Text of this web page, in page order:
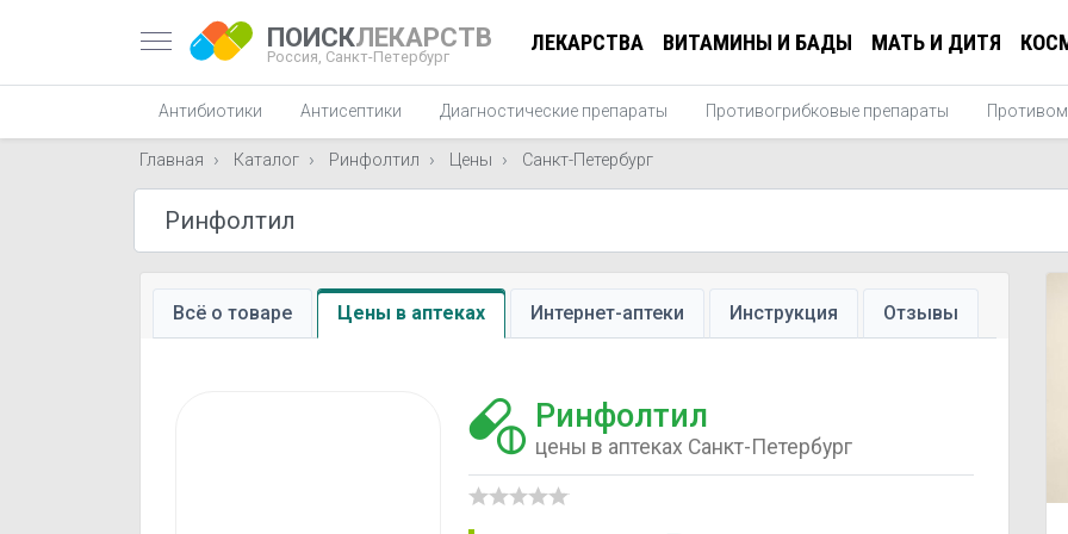
ПОИСКЛЕКАРСТВ
Россия, Санкт-Петербург
ЛЕКАРСТВА ВИТАМИНЫ И БАДЫ МАТЬ И ДИТЯ
Антибиотики Антисептики Диагностические препараты Противогрибковые препараты
Главная Каталог Ринфолтил Цены Санкт-Петербург
Всё о товаре Цены в аптеках Интернет-аптеки Инструкция Отзывы
Ринфолтил
цены в аптеках Санкт-Петербург